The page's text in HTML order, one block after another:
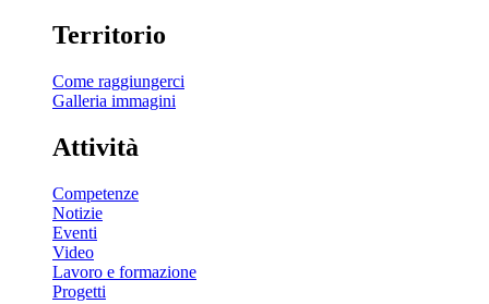
Territorio
Come raggiungerci
Galleria immagini
Attività
Competenze
Notizie
Eventi
Video
Lavoro e formazione
Progetti